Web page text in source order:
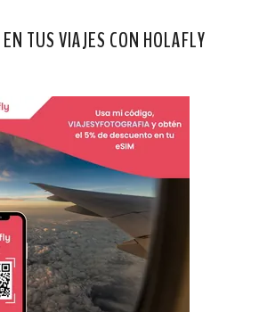
TUS VIAJES CON HOLAFLY